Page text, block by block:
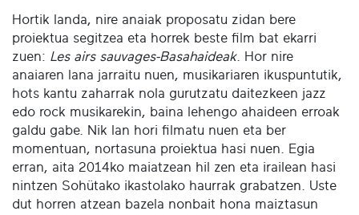
Hortik landa, nire anaiak proposatu zidan bere
proiektua segitzea eta horrek beste film bat ekarri
zuen: Les airs sauvages-Basahaideak. Hor nire
anaiaren lana jarraitu nuen, musikariaren ikuspuntutik,
hots kantu zaharrak nola gurutzatu daitezkeen jazz
edo rock musikarekin, baina lehengo ahaideen erroak
galdu gabe. Nik lan hori filmatu nuen eta ber
momentuan, nortasuna proiektua hasi nuen. Egia
erran, aita 2014ko maiatzean hil zen eta irailean hasi
nintzen Sohütako ikastolako haurrak grabatzen. Uste
dut horren atzean bazela nonbait hona maiztasun